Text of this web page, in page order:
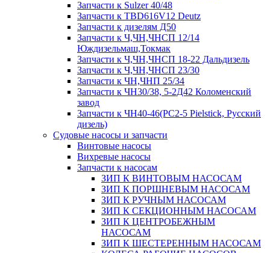
Запчасти к Sulzer 40/48
Запчасти к TBD616V12 Deutz
Запчасти к дизелям Д50
Запчасти к Ч,ЧН,ЧНСП 12/14
Юждизельмаш,Токмак
Запчасти к Ч,ЧН,ЧНСП 18-22 Дальдизель
Запчасти к Ч,ЧН,ЧНСП 23/30
Запчасти к ЧН,ЧНП 25/34
Запчасти к ЧН30/38, 5-2Д42 Коломенский
завод
Запчасти к ЧН40-46(PC2-5 Pielstick, Русский
дизель)
Судовые насосы и запчасти
Винтовые насосы
Вихревые насосы
Запчасти к насосам
ЗИП К ВИНТОВЫМ НАСОСАМ
ЗИП К ПОРШНЕВЫМ НАСОСАМ
ЗИП К РУЧНЫМ НАСОСАМ
ЗИП К СЕКЦИОННЫМ НАСОСАМ
ЗИП К ЦЕНТРОБЕЖНЫМ
НАСОСАМ
ЗИП К ШЕСТЕРЕННЫМ НАСОСАМ